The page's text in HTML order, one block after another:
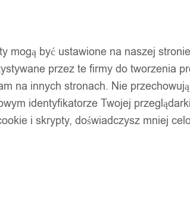
mogą być ustawione na naszej
przez te firmy do tworzenia
na innych stronach. Nie
identyfikatorze Twojej
i skrypty, doświadczysz mniej